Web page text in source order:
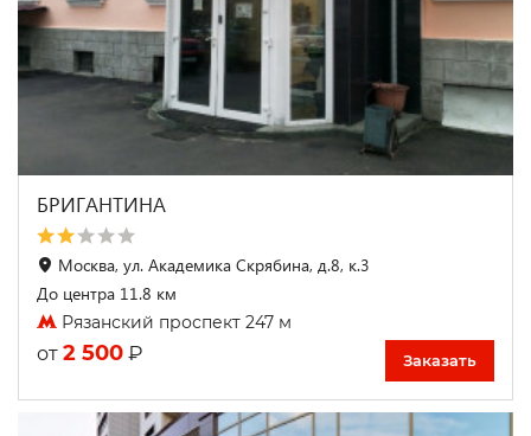
БРИГАНТИНА
Москва, ул. Академика Скрябина, д.8, к.3
До центра 11.8 км
Рязанский проспект 247 м
от 2 500 ₽ Заказать